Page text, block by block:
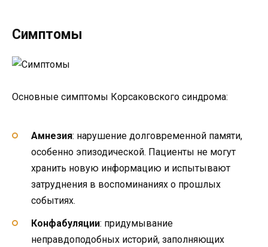
Симптомы
Основные симптомы Корсаковского синдрома:
Амнезия: нарушение долговременной памяти,
особенно эпизодической. Пациенты не могут
хранить новую информацию и испытывают
затруднения в воспоминаниях о прошлых
событиях.
Конфабуляции: придумывание
неправдоподобных историй, заполняющих